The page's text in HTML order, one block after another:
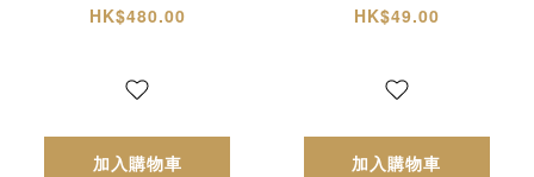
HK$480.00
加入購物車
HK$49.00
加入購物車